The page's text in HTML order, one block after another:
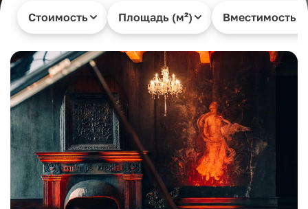
Стоимость Площадь (м²) Вместимость